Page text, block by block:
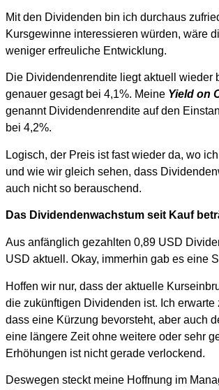
Mit den Dividenden bin ich durchaus
Kursgewinne interessieren würden, wäre
weniger erfreuliche Entwicklung.
Die Dividendenrendite liegt aktuell wieder
genauer gesagt bei 4,1%. Meine Yield on
genannt Dividendenrendite auf den
bei 4,2%.
Logisch, der Preis ist fast wieder da, wo
und wie wir gleich sehen, dass
auch nicht so berauschend.
Das Dividendenwachstum seit Kauf
Aus anfänglich gezahlten 0,89 USD
USD aktuell. Okay, immerhin gab es eine
Hoffen wir nur, dass der aktuelle
die zukünftigen Dividenden ist. Ich erwarte
dass eine Kürzung bevorsteht, aber auch
eine längere Zeit ohne weitere oder sehr
Erhöhungen ist nicht gerade verlockend.
Deswegen steckt meine Hoffnung im